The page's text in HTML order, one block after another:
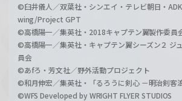
©臼井儀人／双葉社・シンエイ・テレビ朝日・
wing/Project GPT
©高橋陽一／集英社・2018キャプテン翼製作委員
©高橋陽一／集英社・キャプテン翼シーズン２ ジ
員会
©あfろ・芳文社／野外活動プロジェクト
©和月伸宏／集英社・「るろうに剣心 －明治剣客
©WFS Developed by WRIGHT FLYER STUDIOS